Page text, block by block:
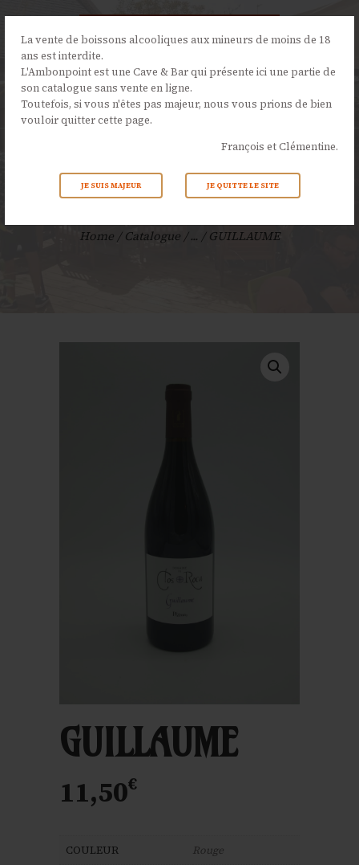
La vente de boissons alcooliques aux mineurs de moins de 18
ans est interdite.
L'Ambonpoint est une Cave & Bar qui présente ici une partie de
son catalogue sans vente en ligne.
Toutefois, si vous n'êtes pas majeur, nous vous prions de bien
vouloir quitter cette page.
François et Clémentine.
JE SUIS MAJEUR JE QUITTE LE SITE
GUILLAUME
Home Catalogue ... GUILLAUME
L’AMBONPOINT
LA CAVE
NOS ÉVÉNEMENTS
ACTUALITÉS
CONTACTS
GUILLAUME
11,50€
COULEUR Rouge